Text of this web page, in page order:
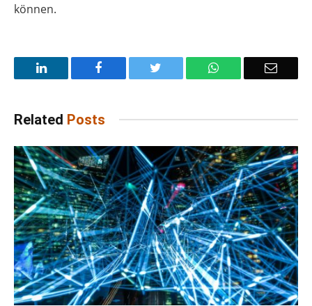
können.
LinkedIn Facebook WhatsApp Email
Related Posts